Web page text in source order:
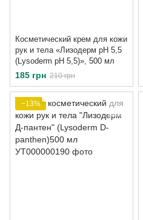
Косметический крем для кожи
рук и тела «Лизодерм рН 5,5
(Lysoderm pН 5,5)», 500 мл
185 грн 210 грн
−13%